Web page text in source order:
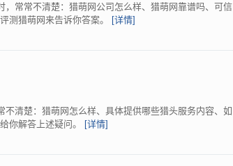
常常不清楚：猎萌网公司怎么样、猎萌网靠谱吗、可信
测猎萌网来告诉你答案。 [详情]
清楚：猎萌网怎么样、具体提供哪些猎头服务内容、如
你解答上述疑问。 [详情]